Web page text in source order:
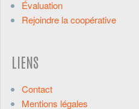
Évaluation
Rejoindre la coopérative
LIENS
Contact
Mentions légales